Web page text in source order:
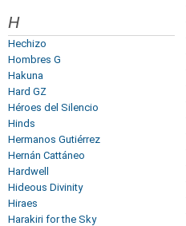
H
Hechizo
Hombres G
Hakuna
Hard GZ
Héroes del Silencio
Hinds
Hermanos Gutiérrez
Hernán Cattáneo
Hardwell
Hideous Divinity
Hiraes
Harakiri for the Sky